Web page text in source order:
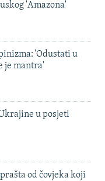
'Amazona'
'Odustati u
je mantra'
u posjeti
od čovjeka koji